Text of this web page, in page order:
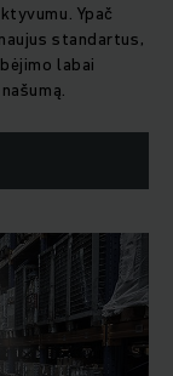
Ypač
standartus,
labai